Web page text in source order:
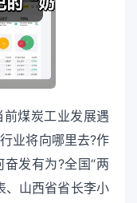
煤炭工业发展遇
业将向哪里去?作
发有为?全国“两
、山西省省长李小